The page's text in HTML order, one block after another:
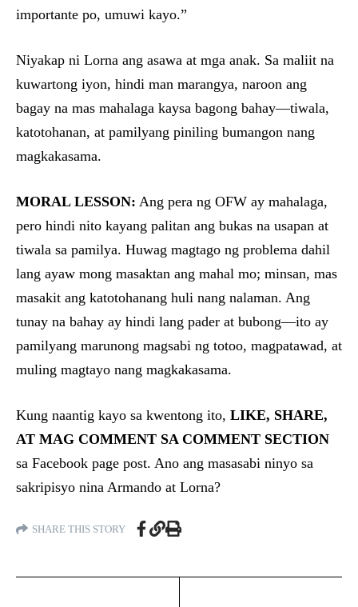
importante po, umuwi kayo.”
Niyakap ni Lorna ang asawa at mga anak. Sa maliit na
kuwartong iyon, hindi man marangya, naroon ang
bagay na mas mahalaga kaysa bagong bahay—tiwala,
katotohanan, at pamilyang piniling bumangon nang
magkakasama.
MORAL LESSON: Ang pera ng OFW ay mahalaga,
pero hindi nito kayang palitan ang bukas na usapan at
tiwala sa pamilya. Huwag magtago ng problema dahil
lang ayaw mong masaktan ang mahal mo; minsan, mas
masakit ang katotohanang huli nang nalaman. Ang
tunay na bahay ay hindi lang pader at bubong—ito ay
pamilyang marunong magsabi ng totoo, magpatawad, at
muling magtayo nang magkakasama.
Kung naantig kayo sa kwentong ito, LIKE, SHARE,
AT MAG COMMENT SA COMMENT SECTION
sa Facebook page post. Ano ang masasabi ninyo sa
sakripisyo nina Armando at Lorna?
SHARE THIS STORY